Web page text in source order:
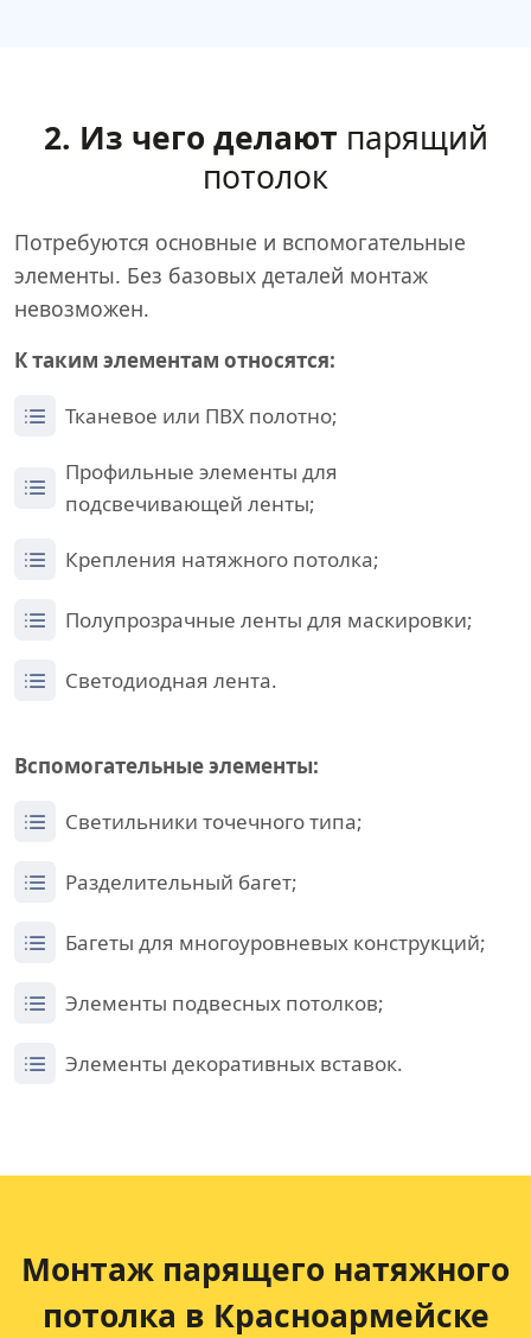
2. Из чего делают парящий
потолок
Потребуются основные и вспомогательные
элементы. Без базовых деталей монтаж
невозможен.
К таким элементам относятся:
Тканевое или ПВХ полотно;
Профильные элементы для
подсвечивающей ленты;
Крепления натяжного потолка;
Полупрозрачные ленты для маскировки;
Светодиодная лента.
Вспомогательные элементы:
Светильники точечного типа;
Разделительный багет;
Багеты для многоуровневых конструкций;
Элементы подвесных потолков;
Элементы декоративных вставок.
Монтаж парящего натяжного
потолка в Красноармейске